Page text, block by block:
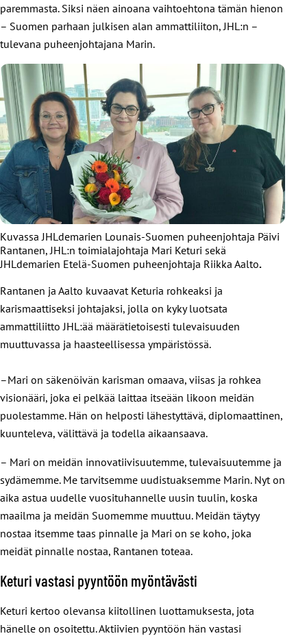
paremmasta. Siksi näen ainoana vaihtoehtona tämän hienon
– Suomen parhaan julkisen alan ammattiliiton, JHL:n –
tulevana puheenjohtajana Marin.
Kuvassa JHLdemarien Lounais-Suomen puheenjohtaja Päivi
Rantanen, JHL:n toimialajohtaja Mari Keturi sekä
JHLdemarien Etelä-Suomen puheenjohtaja Riikka Aalto.
Rantanen ja Aalto kuvaavat Keturia rohkeaksi ja
karismaattiseksi johtajaksi, jolla on kyky luotsata
ammattiliitto JHL:ää määrätietoisesti tulevaisuuden
muuttuvassa ja haasteellisessa ympäristössä.
–Mari on säkenöivän karisman omaava, viisas ja rohkea
visionääri, joka ei pelkää laittaa itseään likoon meidän
puolestamme. Hän on helposti lähestyttävä, diplomaattinen,
kuunteleva, välittävä ja todella aikaansaava.
– Mari on meidän innovatiivisuutemme, tulevaisuutemme ja
sydämemme. Me tarvitsemme uudistuaksemme Marin. Nyt on
aika astua uudelle vuosituhannelle uusin tuulin, koska
maailma ja meidän Suomemme muuttuu. Meidän täytyy
nostaa itsemme taas pinnalle ja Mari on se koho, joka
meidät pinnalle nostaa, Rantanen toteaa.
Keturi vastasi pyyntöön myöntävästi
Keturi kertoo olevansa kiitollinen luottamuksesta, jota
hänelle on osoitettu. Aktiivien pyyntöön hän vastasi